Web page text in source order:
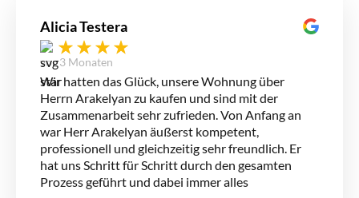
Alicia Testera
vor 3 Monaten
Wir hatten das Glück, unsere Wohnung über
Herrn Arakelyan zu kaufen und sind mit der
Zusammenarbeit sehr zufrieden. Von Anfang an
war Herr Arakelyan äußerst kompetent,
professionell und gleichzeitig sehr freundlich. Er
hat uns Schritt für Schritt durch den gesamten
Prozess geführt und dabei immer alles